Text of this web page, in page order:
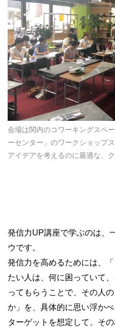
会場は関内のコワーキングスペ
ーセンター」のワークショップ
アイデアを考えるのに最適な、
発信力UP講座で学ぶのは、
ウです。
発信力を高めるためには、
たい人は、何に困っていて
ってもらうことで、その人
か」を、具体的に思い浮かべ
ターゲットを想定して、そ